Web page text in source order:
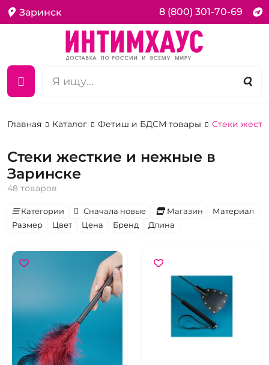
Заринск 8 (800) 301-70-69
Главная Каталог Фетиш и БДСМ товары Стеки
Стеки жесткие и нежные в
Заринске
48 товаров
Категории Сначала новые Магазин
Материал
Размер
Цвет Цена Бренд Длина